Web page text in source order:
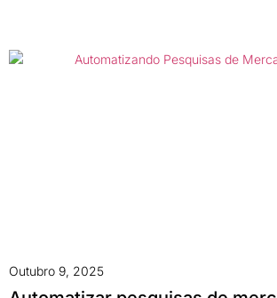
Outubro 9, 2025